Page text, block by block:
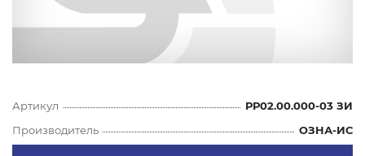
Артикул
РР02.00.000-03 ЗИ
Производитель
ОЗНА-ИС